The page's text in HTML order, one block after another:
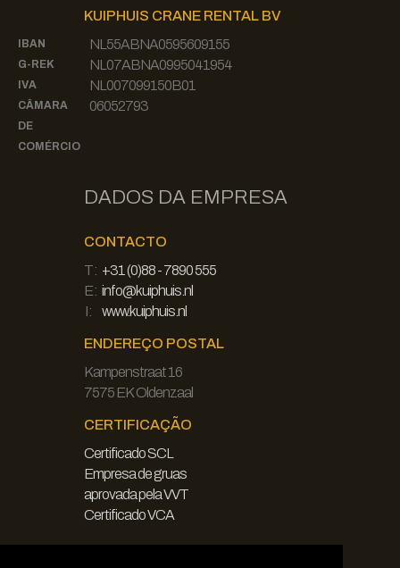
KUIPHUIS CRANE RENTAL BV
IBAN NL55ABNA0595609155
G-REK NL07ABNA0995041954
IVA NL007099150B01
CÂMARA
DE
COMÉRCIO
06052793
DADOS DA EMPRESA
CONTACTO
T: +31 (0)88 - 7890 555
E: info@kuiphuis.nl
I:
www.kuiphuis.nl
ENDEREÇO POSTAL
Kampenstraat 16
7575 EK Oldenzaal
CERTIFICAÇÃO
Certificado SCL
Empresa de gruas
aprovada pela VVT
Certificado VCA